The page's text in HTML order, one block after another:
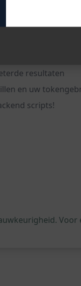
resultaten
en uw
scripts!